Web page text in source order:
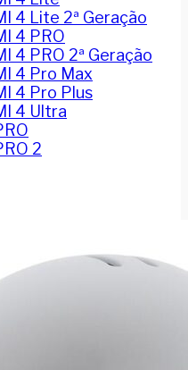
4 Lite 2ª Geração
4 PRO
4 PRO 2ª Geração
4 Pro Max
4 Pro Plus
4 Ultra
2